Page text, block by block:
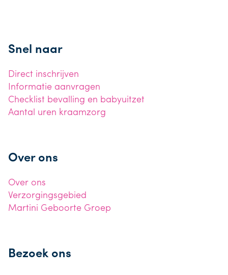
Snel naar
Direct inschrijven
Informatie aanvragen
Checklist bevalling en babyuitzet
Aantal uren kraamzorg
Over ons
Over ons
Verzorgingsgebied
Martini Geboorte Groep
Bezoek ons